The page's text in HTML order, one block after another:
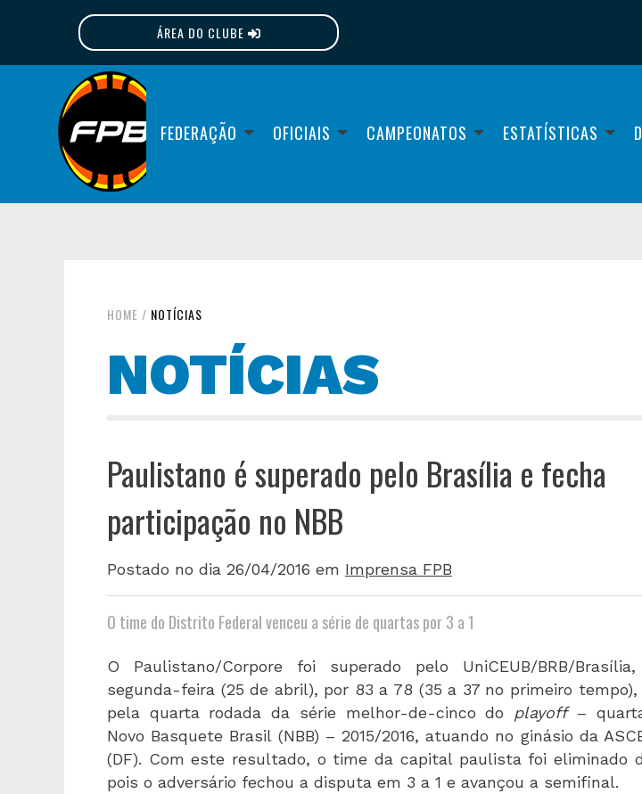
ÁREA DO CLUBE
FEDERAÇÃO OFICIAIS CAMPEONATOS ESTATÍSTICAS
HOME / NOTÍCIAS
NOTÍCIAS
Paulistano é superado pelo Brasília e fecha
participação no NBB
Postado no dia 26/04/2016 em Imprensa FPB
O time do Distrito Federal venceu a série de quartas por 3 a 1
O Paulistano/Corpore foi superado pelo UniCEUB/BRB/
segunda-feira (25 de abril), por 83 a 78 (35 a 37 no primeiro tempo),
pela quarta rodada da série melhor-de-cinco do playoff–
Novo Basquete Brasil (NBB) – 2015/2016, atuando no ginásio da
(DF). Com este resultado, o time da capital paulista foi eliminado
pois o adversário fechou a disputa em 3 a 1 e avançou a semifinal.